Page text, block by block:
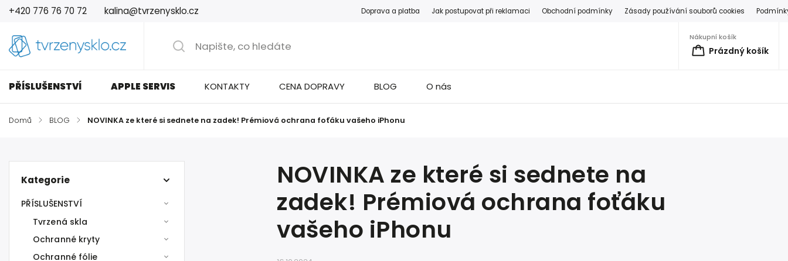
+420 776 76 70 72 kalina@tvrzenysklo.cz Doprava a platba Jak postupovat při reklamaci Obchodní podmínky Zásady používání souborů cookies
Nákupní košík
Prázdný košík
PŘÍSLUŠENSTVÍ APPLE SERVIS KONTAKTY CENA DOPRAVY BLOG O nás
Domů / BLOG / NOVINKA ze které si sednete na zadek! Prémiová ochrana foťáku vašeho iPhonu
Kategorie
PŘÍSLUŠENSTVÍ
Tvrzená skla
Ochranné kryty
Ochranné fólie
NOVINKA ze které si sednete na
zadek! Prémiová ochrana foťáku
vašeho iPhonu